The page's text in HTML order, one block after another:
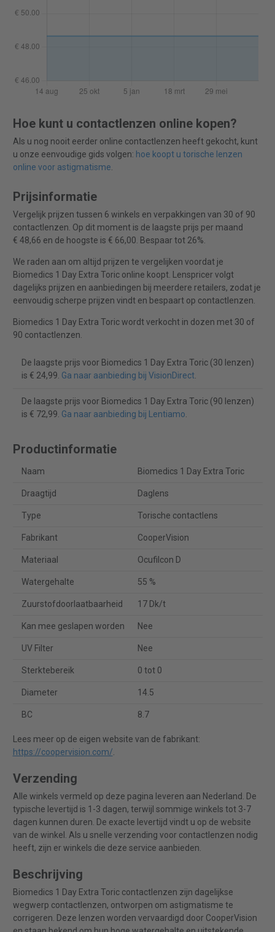
Hoe kunt u contactlenzen online kopen?
Als u nog nooit eerder online contactlenzen heeft gekocht, kunt
u onze eenvoudige gids volgen: hoe koopt u torische lenzen
online voor astigmatisme.
Prijsinformatie
Vergelijk prijzen tussen 6 winkels en verpakkingen van 30 of 90
contactlenzen. Op dit moment is de laagste prijs per maand
€ 48,66 en de hoogste is € 66,00. Bespaar tot 26%.
We raden aan om altijd prijzen te vergelijken voordat je
Biomedics 1 Day Extra Toric online koopt. Lenspricer volgt
dagelijks prijzen en aanbiedingen bij meerdere retailers, zodat je
eenvoudig scherpe prijzen vindt en bespaart op contactlenzen.
Biomedics 1 Day Extra Toric wordt verkocht in dozen met 30 of
90 contactlenzen.
De laagste prijs voor Biomedics 1 Day Extra Toric (30 lenzen)
is € 24,99. Ga naar aanbieding bij VisionDirect.
De laagste prijs voor Biomedics 1 Day Extra Toric (90 lenzen)
is € 72,99. Ga naar aanbieding bij Lentiamo.
Productinformatie
Naam Biomedics 1 Day Extra Toric
Draagtijd Daglens
Type Torische contactlens
Fabrikant CooperVision
Materiaal Ocufilcon D
Watergehalte 55 %
Zuurstofdoorlaatbaarheid 17 Dk/t
Kan mee geslapen worden Nee
UV Filter Nee
Sterktebereik 0 tot 0
Diameter 14.5
BC 8.7
Lees meer op de eigen website van de fabrikant:
https://coopervision.com/.
Verzending
Alle winkels vermeld op deze pagina leveren aan Nederland. De
typische levertijd is 1-3 dagen, terwijl sommige winkels tot 3-7
dagen kunnen duren. De exacte levertijd vindt u op de website
van de winkel. Als u snelle verzending voor contactlenzen nodig
heeft, zijn er winkels die deze service aanbieden.
Beschrijving
Biomedics 1 Day Extra Toric contactlenzen zijn dagelijkse
wegwerp contactlenzen, ontworpen om astigmatisme te
corrigeren. Deze lenzen worden vervaardigd door CooperVision